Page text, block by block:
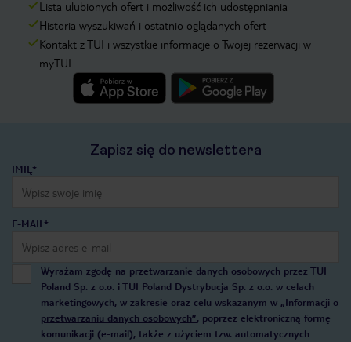
Lista ulubionych ofert i możliwość ich udostępniania
Historia wyszukiwań i ostatnio oglądanych ofert
Kontakt z TUI i wszystkie informacje o Twojej rezerwacji w
myTUI
Zapisz się do newslettera
IMIĘ*
E-MAIL*
Wyrażam zgodę na przetwarzanie danych osobowych przez TUI
Poland Sp. z o.o. i TUI Poland Dystrybucja Sp. z o.o. w celach
marketingowych, w zakresie oraz celu wskazanym w „Informacji o
przetwarzaniu danych osobowych”, poprzez elektroniczną formę
komunikacji (e-mail), także z użyciem tzw. automatycznych